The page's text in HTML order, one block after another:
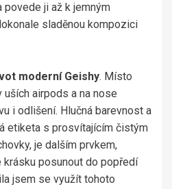
povede ji až k jemným
sladěnou kompozici
moderní Geishy. Místo
uších airpods a na nose
i odlišení. Hlučná barevnost a
etiketa s prosvítajícím čistým
je dalším prvkem,
krásku posunout do popředí
jsem se využít tohoto